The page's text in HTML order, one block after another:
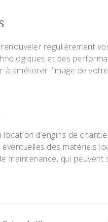
régulièrement
et des
améliorer l’image de
d’engins de
des matériels
maintenance, qui peuvent